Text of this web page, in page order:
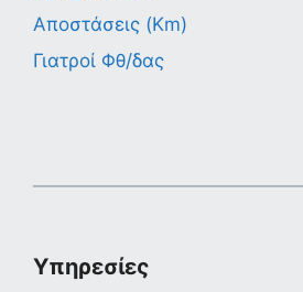
Αποστάσεις (Km)
Γιατροί Φθ/δας
Υπηρεσίες